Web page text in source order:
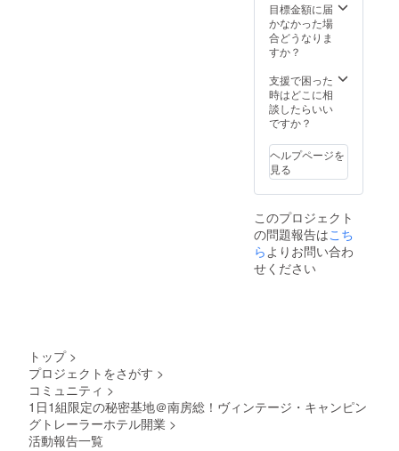
目標金額に届
かなかった場
合どうなりま
すか？
支援で困った
時はどこに相
談したらいい
ですか？
ヘルプページを
見る
このプロジェクト
の問題報告はこち
らよりお問い合わ
せください
トップ >
プロジェクトをさがす >
コミュニティ >
1日1組限定の秘密基地＠南房総！ヴィンテージ・キャンピン
グトレーラーホテル開業 >
活動報告一覧